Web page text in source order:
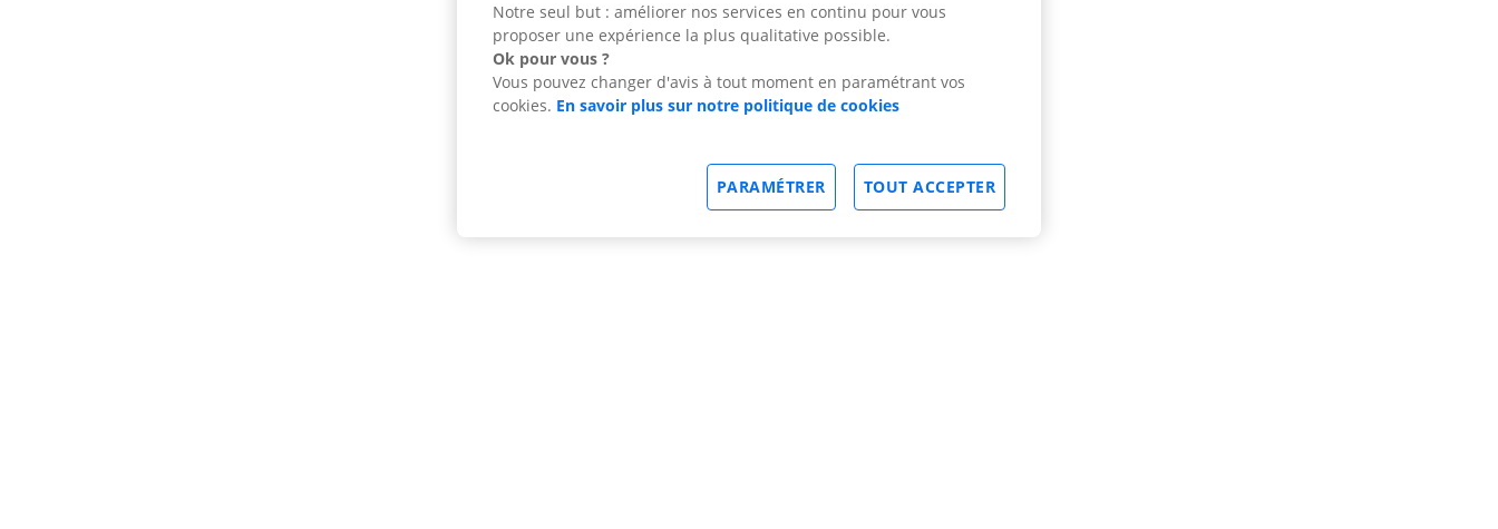
Notre seul but : améliorer nos services en continu pour vous
proposer une expérience la plus qualitative possible.
Ok pour vous ?
Vous pouvez changer d'avis à tout moment en paramétrant vos
cookies. En savoir plus sur notre politique de cookies
TOUT ACCEPTER
PARAMÉTRER